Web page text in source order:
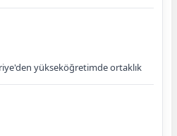
yükseköğretimde ortaklık